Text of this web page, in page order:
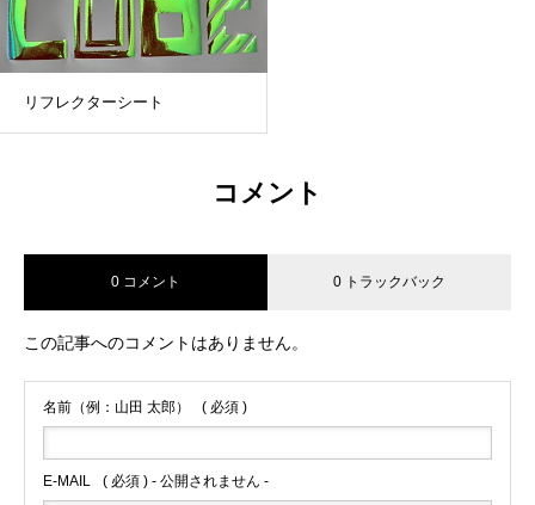
リフレクターシート
コメント
0 コメント 0 トラックバック
この記事へのコメントはありません。
名前（例：山田 太郎） ( 必須 )
E-MAIL ( 必須 ) - 公開されません -